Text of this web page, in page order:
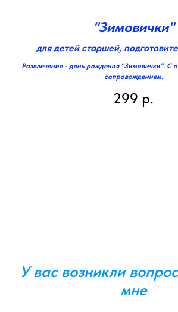
"Зимовички"
для детей старшей,
Развлечение - день рождения "Зимовички". С
сопровождением.
299 р.
У вас возникли
мне